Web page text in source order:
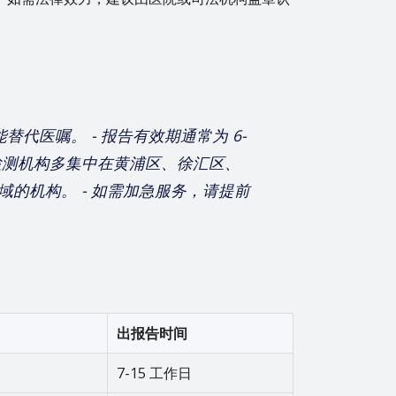
代医嘱。 - 报告有效期通常为 6-
机构多集中在黄浦区、徐汇区、
的机构。 - 如需加急服务，请提前
出报告时间
7-15 工作日